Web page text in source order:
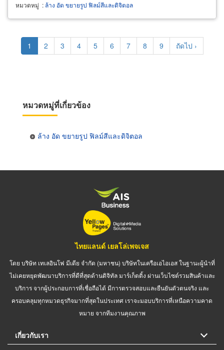
หมวดหมู่ : ล้าง อัด ขยายรูป ฟิลม์สีและดิจิตอล
Pagination
Current
page
1 Page
2 Page
3 Page
4 Page
5 Page
6 Page
7 Page
8 Page
9
Next
page
ถัดไป ›
หมวดหมู่ที่เกี่ยวข้อง
ล้าง อัด ขยายรูป ฟิลม์สีและดิจิตอล
ไทยแลนด์ เยลโล่เพจเจส
โดย บริษัท เทเลอินโฟ มีเดีย จำกัด (มหาชน) บริษัทในเครือเอไอเอส ในฐานะผู้นำที่
ไม่เคยหยุดพัฒนาบริการที่ดีที่สุดด้านดิจิทัล มาร์เก็ตติ้ง ผ่านเว็บไซต์รวมสินค้าและ
บริการ จากผู้ประกอบการที่เชื่อถือได้ มีการตรวจสอบและยืนยันตัวตนจริง และ
ครอบคลุมทุกหมวดธุรกิจมากที่สุดในประเทศ เราจะมอบบริการที่เหนือความคาด
หมาย จากทีมงานคุณภาพ
เกี่ยวกับเรา